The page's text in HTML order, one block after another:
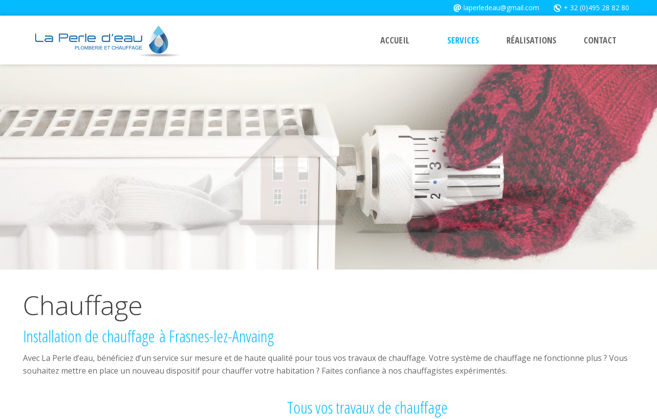
+ 32 (0)495 28 82 80
laperledeau@gmail.com
ACCUEIL SERVICES RÉALISATIONS CONTACT
Chauffage
Installation de chauffage à Frasnes-lez-Anvaing
Avec La Perle d’eau, bénéficiez d’un service sur mesure et de haute qualité pour tous vos travaux de chauffage. Votre système de chauffage ne fonctionne plus ? Vous
souhaitez mettre en place un nouveau dispositif pour chauffer votre habitation ? Faites confiance à nos chauffagistes expérimentés.
Tous vos travaux de chauffage